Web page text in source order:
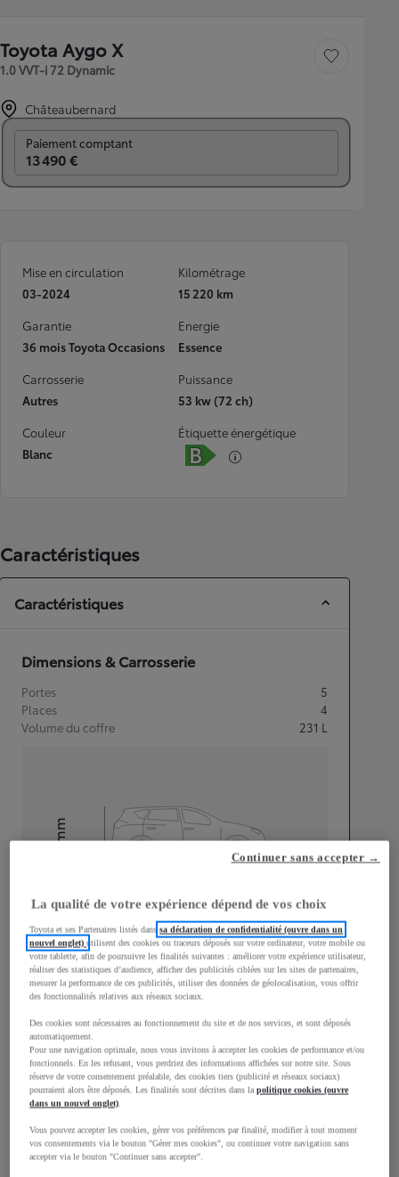
Toyota Aygo X
1.0 VVT-i 72 Dynamic
Sauvegarder le
Châteaubernard
Paiement comptant
13 490 €
Mise en circulation
03-2024
Kilométrage
15 220 km
Garantie
36 mois Toyota Occasions
Energie
Essence
Carrosserie
Autres
Puissance
53 kw (72 ch)
Couleur
Blanc
Étiquette énergétique
Caractéristiques
Caractéristiques
Dimensions & Carrosserie
Portes
5
Places
4
Volume du coffre
231 L
Longueur
3 700mm
mm
Consommation mixte
Consommation mixte
L/100 km
La qualité de votre expérience dépend de vos choix
Toyota et ses Partenaires listés danssa déclaration de confidentialité (ouvre dans un
nouvel onglet)utilisent des cookies ou traceurs déposés sur votre ordinateur, votre mobile ou
votre tablette, afin de poursuivre les finalités suivantes : améliorer votre expérience utilisateur,
réaliser des statistiques d’audience, afficher des publicités ciblées sur les sites de partenaires,
mesurer la performance de ces publicités, utiliser des données de géolocalisation, vous offrir
des fonctionnalités relatives aux réseaux sociaux.
Des cookies sont nécessaires au fonctionnement du site et de nos services, et sont déposés
automatiquement.
Pour une navigation optimale, nous vous invitons à accepter les cookies de performance et/ou
fonctionnels. En les refusant, vous perdriez des informations affichées sur notre site. Sous
réserve de votre consentement préalable, des cookies tiers (publicité et réseaux sociaux)
pourraient alors être déposés. Les finalités sont décrites dans lapolitique cookies (ouvre
dans un nouvel onglet).
Vous pouvez accepter les cookies, gérer vos préférences par finalité, modifier à tout moment
vos consentements via le bouton "Gérer mes cookies", ou continuer votre navigation sans
accepter via le bouton "Continuer sans accepter".
Continuer sans accepter →